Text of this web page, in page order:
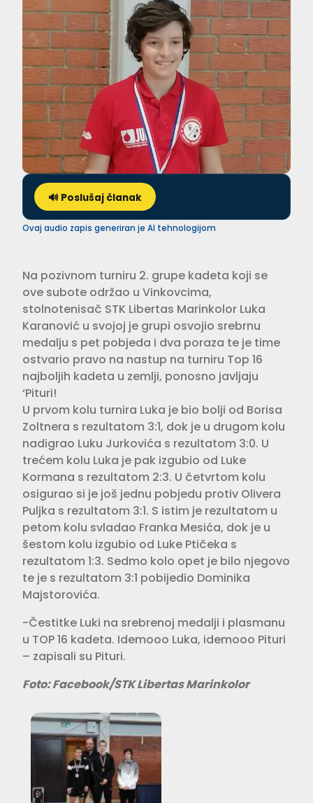
🔊 Poslušaj članak
Ovaj audio zapis generiran je AI tehnologijom
Na pozivnom turniru 2. grupe kadeta koji se
ove subote održao u Vinkovcima,
stolnotenisač STK Libertas Marinkolor Luka
Karanović u svojoj je grupi osvojio srebrnu
medalju s pet pobjeda i dva poraza te je time
ostvario pravo na nastup na turniru Top 16
najboljih kadeta u zemlji, ponosno javljaju
‘Pituri!
U prvom kolu turnira Luka je bio bolji od Borisa
Zoltnera s rezultatom 3:1, dok je u drugom kolu
nadigrao Luku Jurkovića s rezultatom 3:0. U
trećem kolu Luka je pak izgubio od Luke
Kormana s rezultatom 2:3. U četvrtom kolu
osigurao si je još jednu pobjedu protiv Olivera
Puljka s rezultatom 3:1. S istim je rezultatom u
petom kolu svladao Franka Mesića, dok je u
šestom kolu izgubio od Luke Ptičeka s
rezultatom 1:3. Sedmo kolo opet je bilo njegovo
te je s rezultatom 3:1 pobijedio Dominika
Majstorovića.
-Čestitke Luki na srebrenoj medalji i plasmanu
u TOP 16 kadeta. Idemooo Luka, idemooo Pituri
– zapisali su Pituri.
Foto: Facebook/STK Libertas Marinkolor